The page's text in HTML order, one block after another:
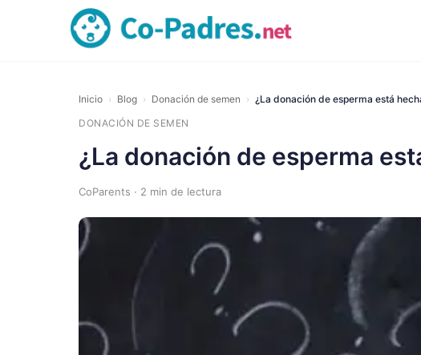
Inicio › Blog › Donación de semen › ¿La donación de esperma está
DONACIÓN DE SEMEN
¿La donación de esperma
CoParents · 2 min de lectura